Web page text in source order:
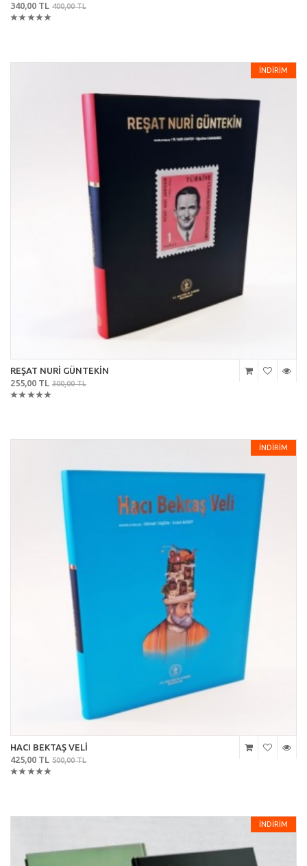
340,00 TL 400,00 TL
İNDİRİM
REŞAT NURİ GÜNTEKİN
255,00 TL
300,00 TL
İNDİRİM
HACI BEKTAŞ VELİ
425,00 TL 500,00 TL
İNDİRİM